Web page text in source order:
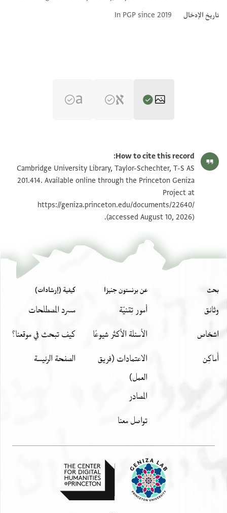
تاريخ الإدخال
In PGP since 2019
T-S AS 201.414 1v تكبير و تدوير
بيان أذونات الصورة
How to cite this record:
Cambridge University Library, Taylor-Schechter, T-S AS
201.414. Available online through the Princeton Geniza
Project at
https://geniza.princeton.edu/documents/22640/
(accessed August 10, 2026).
بحث
وثائق
اشخاص
أَماكِن
عن برنستون جنيزا
أمور تِقنيّة
الأسئلة الأكثر شيوعًا
الاعتمادات (فريق
العمل)
المصادر
تواصل معنا
كيفية (إرشادات)
مسرد المصطلحات
كيف تبحث في موقعنا؟
الصفحة الرئيسة